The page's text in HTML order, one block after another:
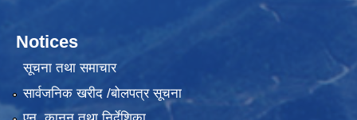
Notices
सूचना तथा समाचार
सार्वजनिक खरीद /बोलपत्र सूचना